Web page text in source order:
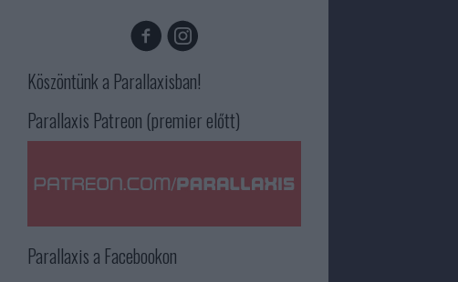
Köszöntünk a Parallaxisban!
Parallaxis Patreon (premier előtt)
Parallaxis a Facebookon